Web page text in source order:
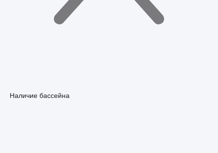
Наличие бассейна